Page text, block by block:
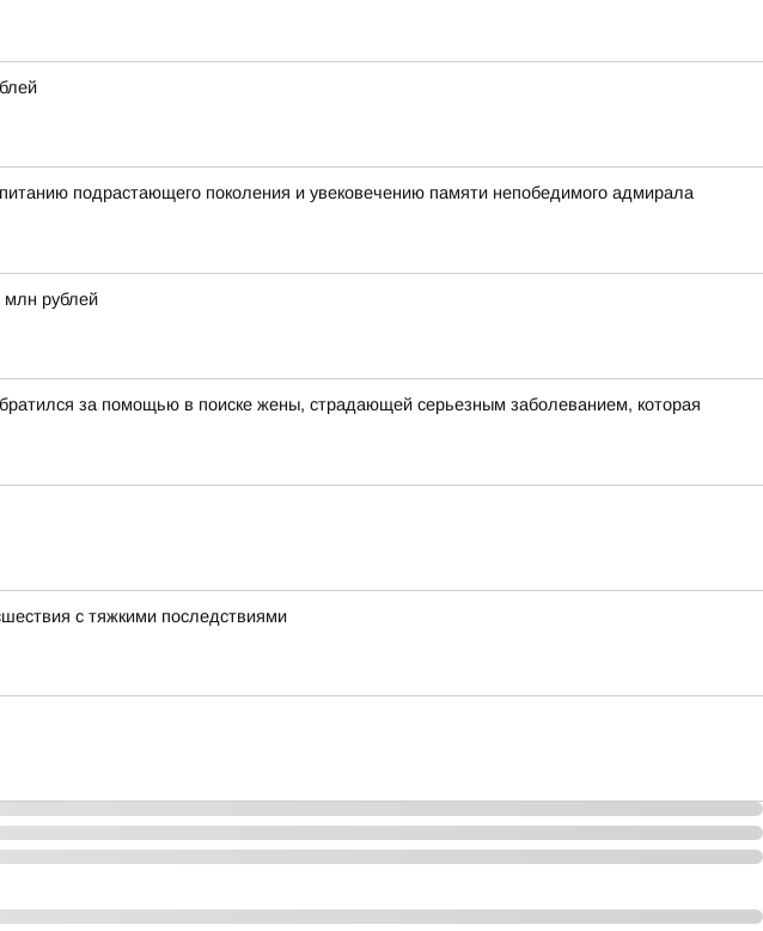
подрастающего поколения и увековечению памяти непобедимого адмирала
млн рублей
за помощью в поиске жены, страдающей серьезным заболеванием, которая
с тяжкими последствиями